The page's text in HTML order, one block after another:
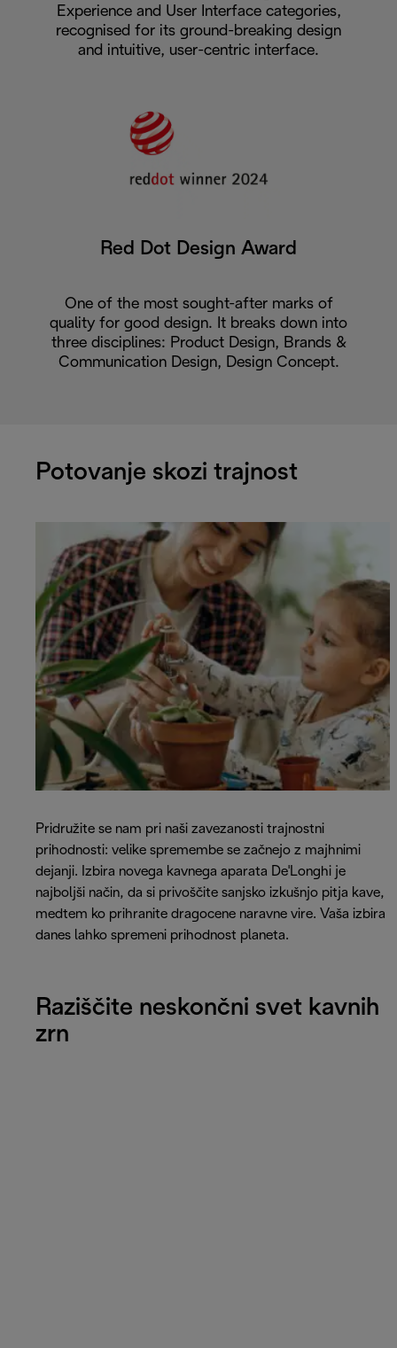
Experience and User Interface categories,
recognised for its ground-breaking design
and intuitive, user-centric interface.
Red Dot Design Award
One of the most sought-after marks of
quality for good design. It breaks down into
three disciplines: Product Design, Brands &
Communication Design, Design Concept.
Potovanje skozi trajnost
Pridružite se nam pri naši zavezanosti trajnostni
prihodnosti: velike spremembe se začnejo z majhnimi
dejanji. Izbira novega kavnega aparata De'Longhi je
najboljši način, da si privoščite sanjsko izkušnjo pitja kave,
medtem ko prihranite dragocene naravne vire. Vaša izbira
danes lahko spremeni prihodnost planeta.
Raziščite neskončni svet kavnih
zrn